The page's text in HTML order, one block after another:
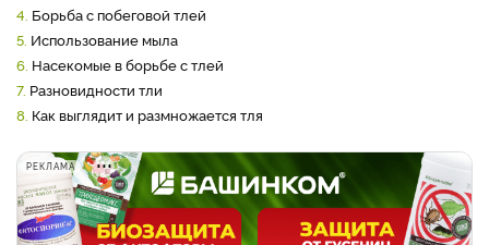
4. Борьба с побеговой тлей
5. Использование мыла
6. Насекомые в борьбе с тлей
7. Разновидности тли
8. Как выглядит и размножается тля
РЕКЛАМА